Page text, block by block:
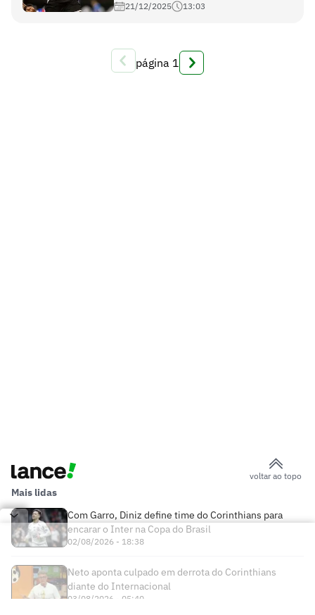
21/12/2025 13:03
página 1
voltar ao topo
Mais lidas
Com Garro, Diniz define time do Corinthians para
encarar o Inter na Copa do Brasil
02/08/2026 - 18:38
Neto aponta culpado em derrota do Corinthians
diante do Internacional
03/08/2026 - 05:40